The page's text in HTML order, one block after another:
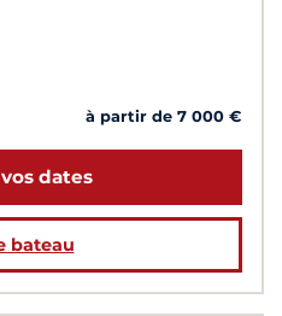
à partir de 7 000 €
dates
bateau